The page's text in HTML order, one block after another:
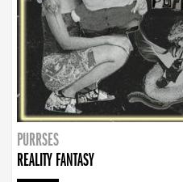
PURRSES
REALITY FANTASY